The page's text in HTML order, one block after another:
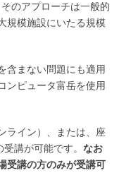
のアプローチは一般的
規模施設にいたる規模
含まない問題にも適用
ンピュータ富岳を使用
ライン）、または、座
講が可能です。 なお
受講の方のみが受講可